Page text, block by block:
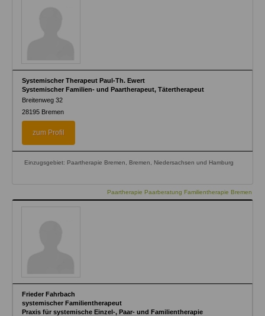
Systemischer Therapeut Paul-Th. Ewert
Systemischer Familien- und Paartherapeut, Tätertherapeut
Breitenweg 32
28195 Bremen
zum Profil
Einzugsgebiet: Paartherapie Bremen, Bremen, Niedersachsen und Hamburg
Paartherapie Paarberatung Familientherapie Bremen
Frieder Fahrbach
systemischer Familientherapeut
Praxis für systemische Einzel-, Paar- und Familientherapie